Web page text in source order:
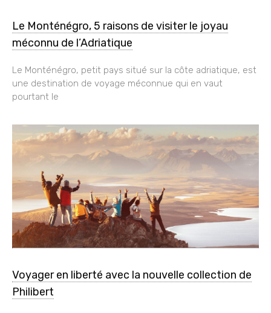
Le Monténégro, 5 raisons de visiter le joyau
méconnu de l’Adriatique
Le Monténégro, petit pays situé sur la côte adriatique, est
une destination de voyage méconnue qui en vaut
pourtant le
Voyager en liberté avec la nouvelle collection de
Philibert